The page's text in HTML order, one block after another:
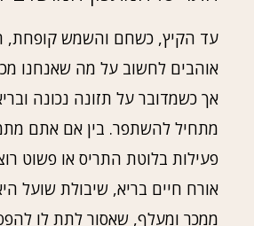
עד הקיץ, כשחם והשמש קופחת,
אוהבים לחשוב על מה שאנחנו
אך כשמדובר על תזונה נכונה
מתחיל להשתפר. בין אם אתם
פעילות בלוטת התריס או פשוט
אורח חיים בריא, שיבולת שועל
ממכר ומעלף, שאסור לתת לו